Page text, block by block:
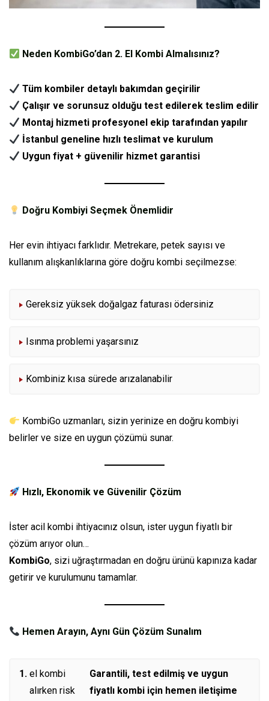
Neden KombiGo’dan 2. El Kombi Almalısınız?
Tüm kombiler detaylı bakımdan geçirilir
Çalışır ve sorunsuz olduğu test edilerek teslim edilir
Montaj hizmeti profesyonel ekip tarafından yapılır
İstanbul geneline hızlı teslimat ve kurulum
Uygun fiyat + güvenilir hizmet garantisi
Doğru Kombiyi Seçmek Önemlidir
Her evin ihtiyacı farklıdır. Metrekare, petek sayısı ve
kullanım alışkanlıklarına göre doğru kombi seçilmezse:
Gereksiz yüksek doğalgaz faturası ödersiniz
Isınma problemi yaşarsınız
Kombiniz kısa sürede arızalanabilir
KombiGo uzmanları, sizin yerinize en doğru kombiyi
belirler ve size en uygun çözümü sunar.
Hızlı, Ekonomik ve Güvenilir Çözüm
İster acil kombi ihtiyacınız olsun, ister uygun fiyatlı bir
çözüm arıyor olun…
KombiGo, sizi uğraştırmadan en doğru ürünü kapınıza kadar
getirir ve kurulumunu tamamlar.
Hemen Arayın, Aynı Gün Çözüm Sunalım
el kombi
alırken risk
Garantili, test edilmiş ve uygun
fiyatlı kombi için hemen iletişime